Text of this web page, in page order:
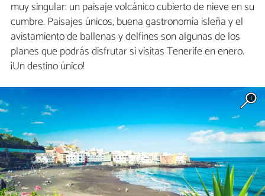
muy singular: un paisaje volcánico cubierto de nieve en su
cumbre. Paisajes únicos, buena gastronomía isleña y el
avistamiento de ballenas y delfines son algunas de los
planes que podrás disfrutar si visitas Tenerife en enero.
¡Un destino único!